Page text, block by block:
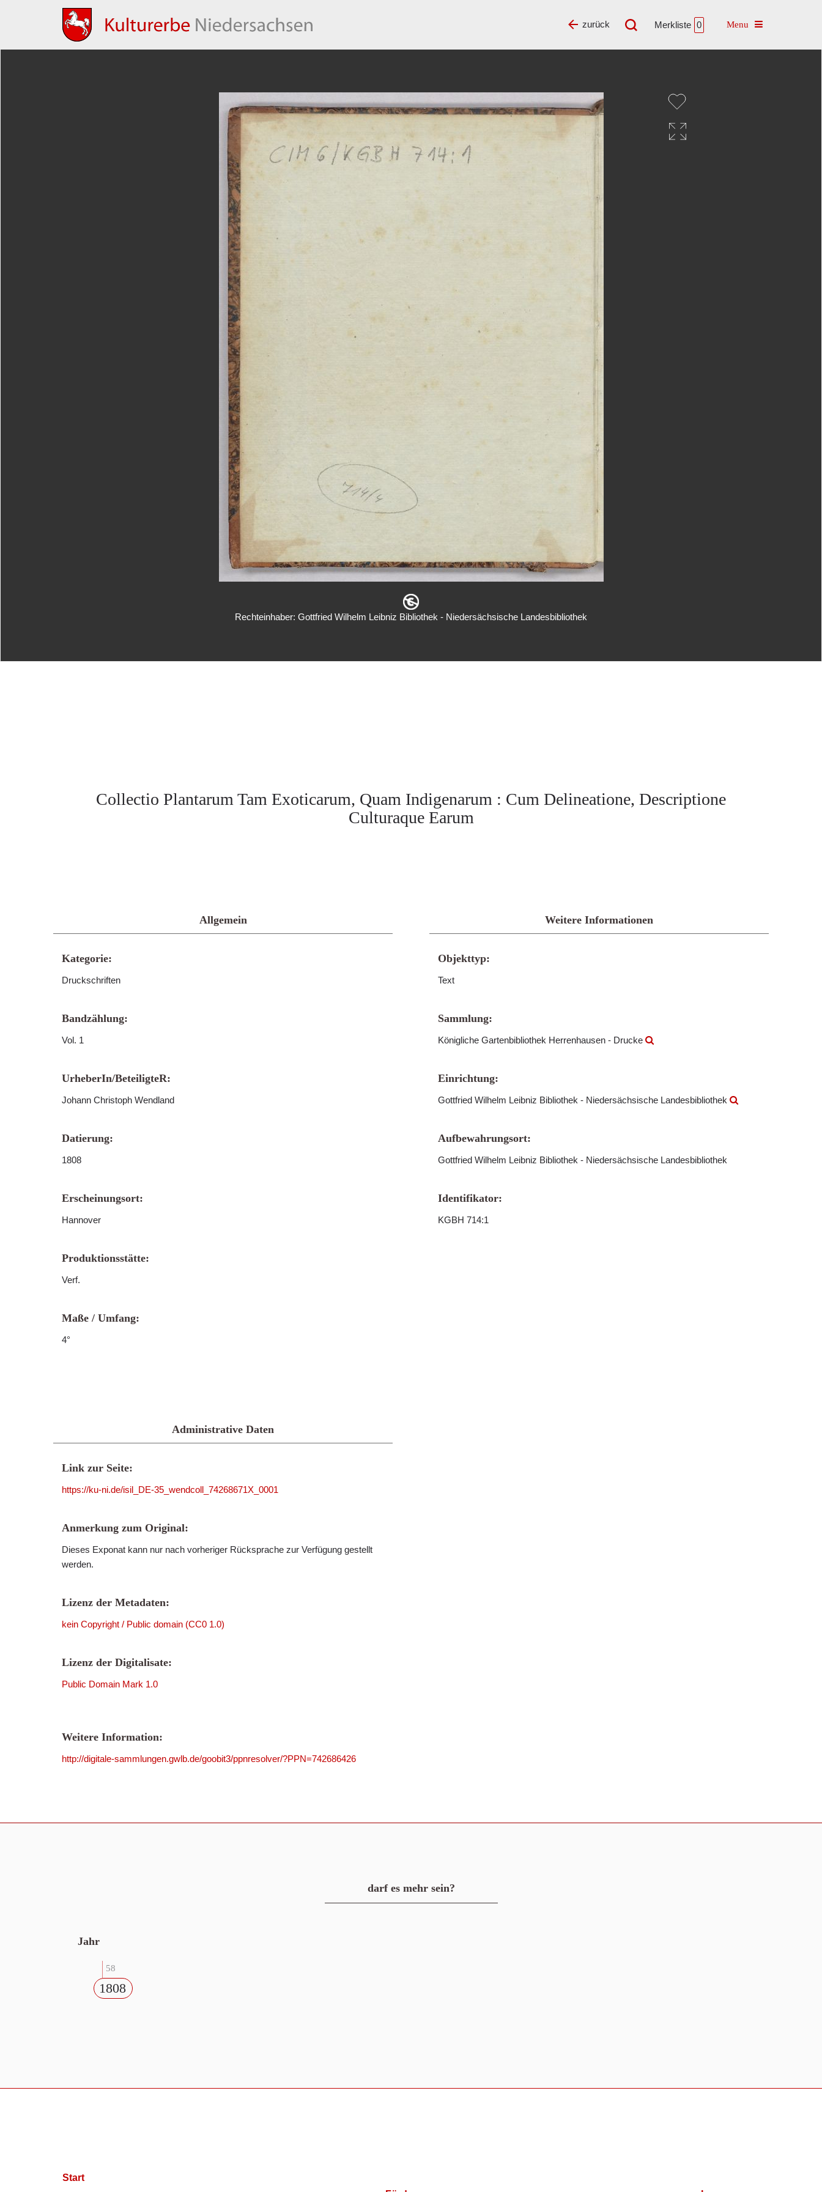
Merkliste 0 Toggle navigation
zurück
Rechteinhaber: Gottfried Wilhelm Leibniz Bibliothek - Niedersächsische Landesbibliothek
Collectio Plantarum Tam Exoticarum, Quam Indigenarum : Cum Delineatione, Descriptione
Culturaque Earum
Allgemein
Kategorie:
Druckschriften
Bandzählung:
Vol. 1
UrheberIn/BeteiligteR:
Johann Christoph Wendland
Datierung:
1808
Erscheinungsort:
Hannover
Produktionsstätte:
Verf.
Maße / Umfang:
4°
Weitere Informationen
Objekttyp:
Text
Sammlung:
Königliche Gartenbibliothek Herrenhausen - Drucke
Einrichtung:
Gottfried Wilhelm Leibniz Bibliothek - Niedersächsische Landesbibliothek
Aufbewahrungsort:
Gottfried Wilhelm Leibniz Bibliothek - Niedersächsische Landesbibliothek
Identifikator:
KGBH 714:1
Administrative Daten
Link zur Seite:
https://ku-ni.de/isil_DE-35_wendcoll_74268671X_0001
Anmerkung zum Original:
Dieses Exponat kann nur nach vorheriger Rücksprache zur Verfügung gestellt
werden.
Lizenz der Metadaten:
kein Copyright / Public domain (CC0 1.0)
Lizenz der Digitalisate:
Public Domain Mark 1.0
Weitere Information:
http://digitale-sammlungen.gwlb.de/goobit3/ppnresolver/?PPN=742686426
darf es mehr sein?
Jahr
58
1808
Start